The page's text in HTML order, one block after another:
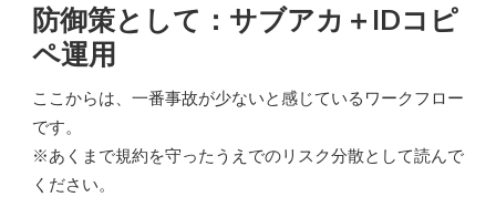
防御策として：サブアカ＋IDコピ
ペ運用
ここからは、一番事故が少ないと感じているワークフロー
です。
※あくまで規約を守ったうえでのリスク分散として読んで
ください。